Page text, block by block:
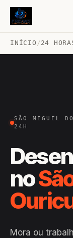
INÍCIO /24
SÃO MIGUEL
24H
no
Mora ou